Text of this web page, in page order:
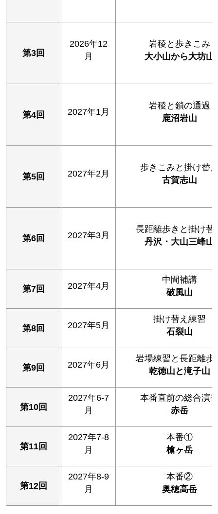
第3回
2026年12
月
岩稜と歩きこみ
大小山から大坊山
第4回 2027年1月
岩稜と鎖の通過
鹿沼岩山
第5回 2027年2月
歩きこみと掛け替
古賀志山
第6回 2027年3月
長距離歩きと掛け替
丹沢・大山三峰山
第7回 2027年4月
中間補講
破風山
第8回 2027年5月
掛け替え練習
石裂山
第9回 2027年6月
岩場練習と長距離歩
乾徳山と滝子山
第10回
2027年6-7
月
本番直前の総合演
赤岳
第11回
2027年7-8
月
本番①
槍ヶ岳
第12回
2027年8-9
月
本番②
奥穂高岳